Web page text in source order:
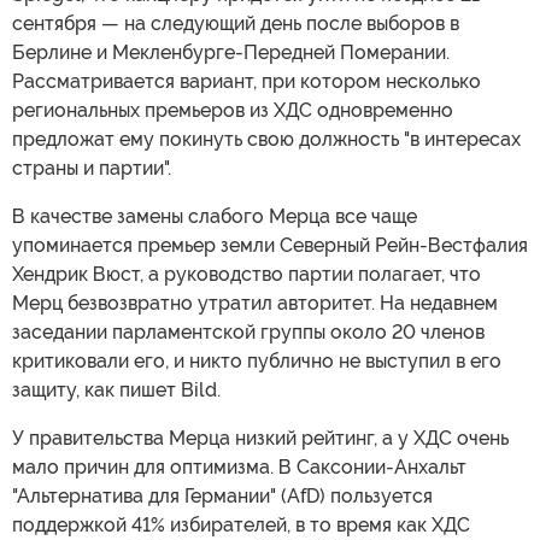
сентября — на следующий день после выборов в
Берлине и Мекленбурге-Передней Померании.
Рассматривается вариант, при котором несколько
региональных премьеров из ХДС одновременно
предложат ему покинуть свою должность "в интересах
страны и партии".
В качестве замены слабого Мерца все чаще
упоминается премьер земли Северный Рейн-Вестфалия
Хендрик Вюст, а руководство партии полагает, что
Мерц безвозвратно утратил авторитет. На недавнем
заседании парламентской группы около 20 членов
критиковали его, и никто публично не выступил в его
защиту, как пишет Bild.
У правительства Мерца низкий рейтинг, а у ХДС очень
мало причин для оптимизма. В Саксонии-Анхальт
"Альтернатива для Германии" (AfD) пользуется
поддержкой 41% избирателей, в то время как ХДС